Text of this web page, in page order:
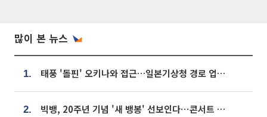
많이 본 뉴스
1. 태풍 '돌핀' 오키나와 접근…일본기상청 경로 업데이트
2. 빅뱅, 20주년 기념 '새 뱅봉' 선보인다⋯콘서트 앞두고 팝업 개최